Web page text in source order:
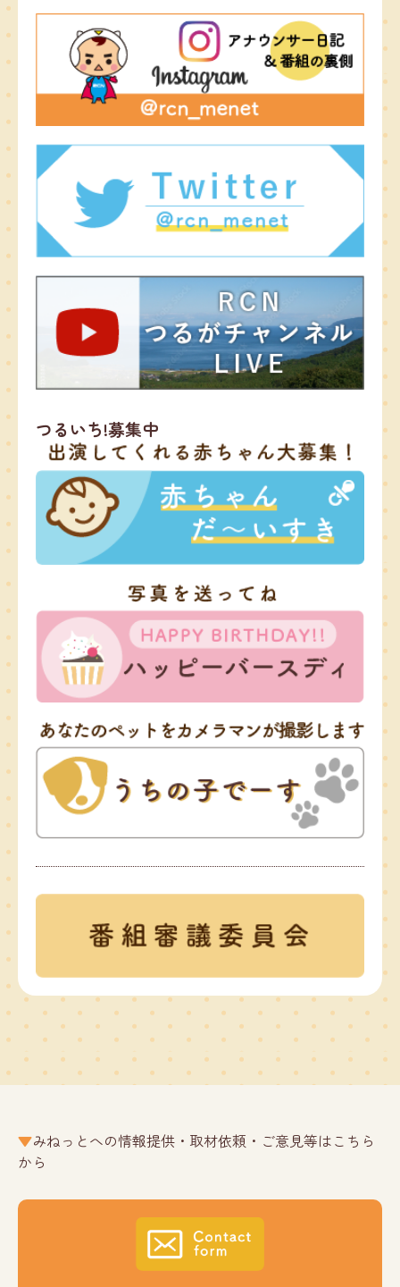
つるいち!募集中
みねっとへの情報提供・取材依頼・ご意見等はこちら
から